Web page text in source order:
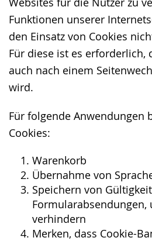
Funktionen unserer
den Einsatz von Cookies
Für diese ist es erforderlich,
auch nach einem
wird.
Für folgende Anwendungen
Cookies:
Warenkorb
Übernahme von
Speichern von
Formularabsendungen,
verhindern
Merken, dass Cookie-